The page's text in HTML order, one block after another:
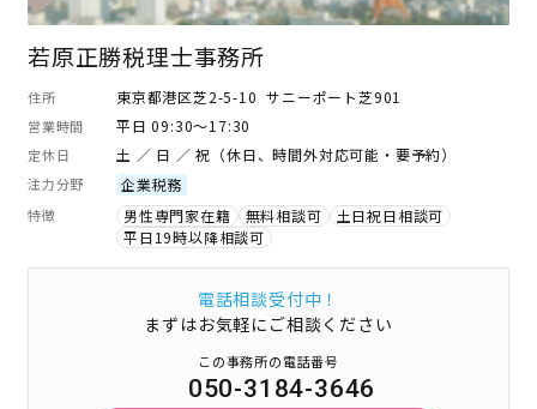
若原正勝税理士事務所
住所 東京都港区芝2-5-10 サニーポート芝901
営業時間 平日 09:30～17:30
定休日 土 ／ 日 ／ 祝（休日、時間外対応可能・要予約）
注力分野 企業税務
特徴 男性専門家在籍 無料相談可
土日祝日相談可
平日19時以降相談可
電話相談受付中！
まずはお気軽にご相談ください
この事務所の電話番号
050-3184-3646